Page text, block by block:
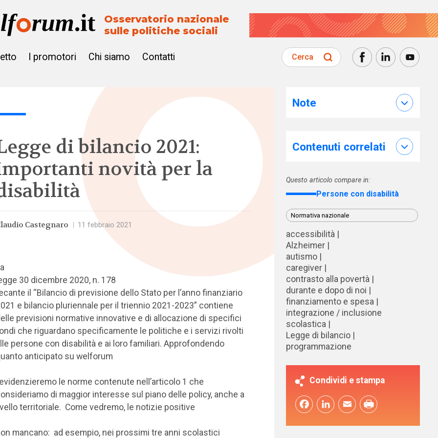
Osservatorio nazionale
sulle politiche sociali
I promotori Chi siamo Contatti Cerca
di bilancio 2021:
novità per la
Castegnaro 11 febbraio 2021
30 dicembre 2020, n. 178
il “Bilancio di previsione dello Stato per l’anno finanziario
e bilancio pluriennale per il triennio 2021-2023” contiene
previsioni normative innovative e di allocazione di specifici
che riguardano specificamente le politiche e i servizi rivolti
persone con disabilità e ai loro familiari. Approfondendo
anticipato su welforum
le norme contenute nell’articolo 1 che
di maggior interesse sul piano delle policy, anche a
territoriale. Come vedremo, le notizie positive
mancano: ad esempio, nei prossimi tre anni scolastici
Note
Contenuti correlati
Questo articolo compare in:
Persone con disabilità
Normativa nazionale
accessibilità
Alzheimer
autismo
caregiver
contrasto alla povertà
durante e dopo di noi
finanziamento e spesa
integrazione / inclusione
scolastica
Legge di bilancio
programmazione
Condividi e stampa
FacebookLinkedInEmail